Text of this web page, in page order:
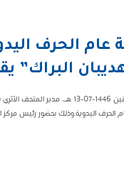
عام الحرف
البراك”
أقام مساء اليوم الاثنين